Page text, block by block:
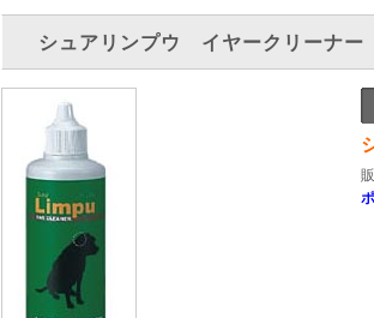
シュアリンプウ イヤークリーナー